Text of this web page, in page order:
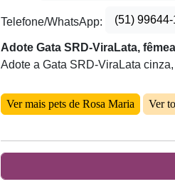
Telefone/WhatsApp: (51)
Adote Gata SRD-ViraLata,
Adote a Gata SRD-ViraLata
Ver mais pets de Rosa Maria Ver